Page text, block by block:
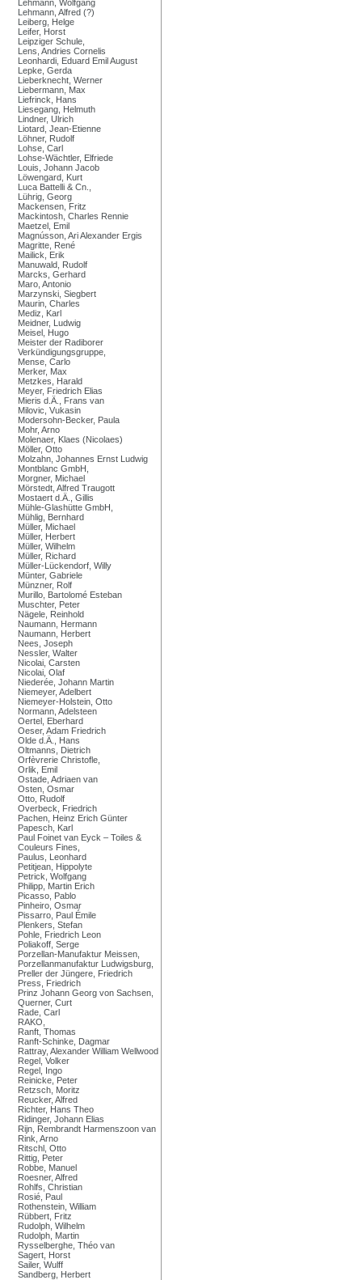
Lehmann, Wolfgang
Lehmann, Alfred (?)
Leiberg, Helge
Leifer, Horst
Leipziger Schule,
Lens, Andries Cornelis
Leonhardi, Eduard Emil August
Lepke, Gerda
Lieberknecht, Werner
Liebermann, Max
Liefrinck, Hans
Liesegang, Helmuth
Lindner, Ulrich
Liotard, Jean-Etienne
Löhner, Rudolf
Lohse, Carl
Lohse-Wächtler, Elfriede
Louis, Johann Jacob
Löwengard, Kurt
Luca Battelli & Cn.,
Lührig, Georg
Mackensen, Fritz
Mackintosh, Charles Rennie
Maetzel, Emil
Magnússon, Ari Alexander Ergis
Magritte, René
Mailick, Erik
Manuwald, Rudolf
Marcks, Gerhard
Maro, Antonio
Marzynski, Siegbert
Maurin, Charles
Mediz, Karl
Meidner, Ludwig
Meisel, Hugo
Meister der Radiborer
Verkündigungsgruppe,
Mense, Carlo
Merker, Max
Metzkes, Harald
Meyer, Friedrich Elias
Mieris d.Ä., Frans van
Milovic, Vukasin
Modersohn-Becker, Paula
Mohr, Arno
Molenaer, Klaes (Nicolaes)
Möller, Otto
Molzahn, Johannes Ernst Ludwig
Montblanc GmbH,
Morgner, Michael
Mörstedt, Alfred Traugott
Mostaert d.Ä., Gillis
Mühle-Glashütte GmbH,
Mühlig, Bernhard
Müller, Michael
Müller, Herbert
Müller, Wilhelm
Müller, Richard
Müller-Lückendorf, Willy
Münter, Gabriele
Münzner, Rolf
Murillo, Bartolomé Esteban
Muschter, Peter
Nägele, Reinhold
Naumann, Hermann
Naumann, Herbert
Nees, Joseph
Nessler, Walter
Nicolai, Carsten
Nicolai, Olaf
Niederée, Johann Martin
Niemeyer, Adelbert
Niemeyer-Holstein, Otto
Normann, Adelsteen
Oertel, Eberhard
Oeser, Adam Friedrich
Olde d.Ä., Hans
Oltmanns, Dietrich
Orfèvrerie Christofle,
Orlik, Emil
Ostade, Adriaen van
Osten, Osmar
Otto, Rudolf
Overbeck, Friedrich
Pachen, Heinz Erich Günter
Papesch, Karl
Paul Foinet van Eyck – Toiles &
Couleurs Fines,
Paulus, Leonhard
Petitjean, Hippolyte
Petrick, Wolfgang
Philipp, Martin Erich
Picasso, Pablo
Pinheiro, Osmar
Pissarro, Paul Émile
Plenkers, Stefan
Pohle, Friedrich Leon
Poliakoff, Serge
Porzellan-Manufaktur Meissen,
Porzellanmanufaktur Ludwigsburg,
Preller der Jüngere, Friedrich
Press, Friedrich
Prinz Johann Georg von Sachsen,
Querner, Curt
Rade, Carl
RAKO,
Ranft, Thomas
Ranft-Schinke, Dagmar
Rattray, Alexander William Wellwood
Regel, Volker
Regel, Ingo
Reinicke, Peter
Retzsch, Moritz
Reucker, Alfred
Richter, Hans Theo
Ridinger, Johann Elias
Rijn, Rembrandt Harmenszoon van
Rink, Arno
Ritschl, Otto
Rittig, Peter
Robbe, Manuel
Roesner, Alfred
Rohlfs, Christian
Rosié, Paul
Rothenstein, William
Rübbert, Fritz
Rudolph, Wilhelm
Rudolph, Martin
Rysselberghe, Théo van
Sagert, Horst
Sailer, Wulff
Sandberg, Herbert